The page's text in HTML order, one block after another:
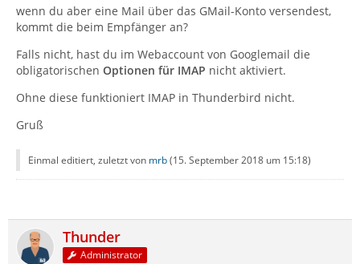
wenn du aber eine Mail über das GMail-Konto versendest,
kommt die beim Empfänger an?
Falls nicht, hast du im Webaccount von Googlemail die
obligatorischen Optionen für IMAP nicht aktiviert.
Ohne diese funktioniert IMAP in Thunderbird nicht.
Gruß
Einmal editiert, zuletzt von mrb(15. September 2018 um 15:18)
Thunder
Administrator